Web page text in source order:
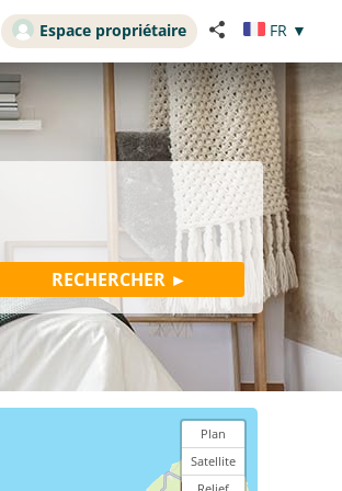
Espace propriétaire FR ▼
Plan
Satellite